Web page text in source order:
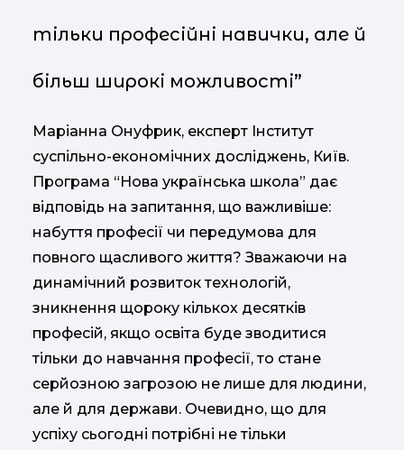
тільки професійні навички, але й
більш широкі можливості”
Маріанна Онуфрик, експерт Інститут
суспільно-економічних досліджень, Київ.
Програма “Нова українська школа” дає
відповідь на запитання, що важливіше:
набуття професії чи передумова для
повного щасливого життя? Зважаючи на
динамічний розвиток технологій,
зникнення щороку кількох десятків
професій, якщо освіта буде зводитися
тільки до навчання професії, то стане
серйозною загрозою не лише для людини,
але й для держави. Очевидно, що для
успіху сьогодні потрібні не тільки